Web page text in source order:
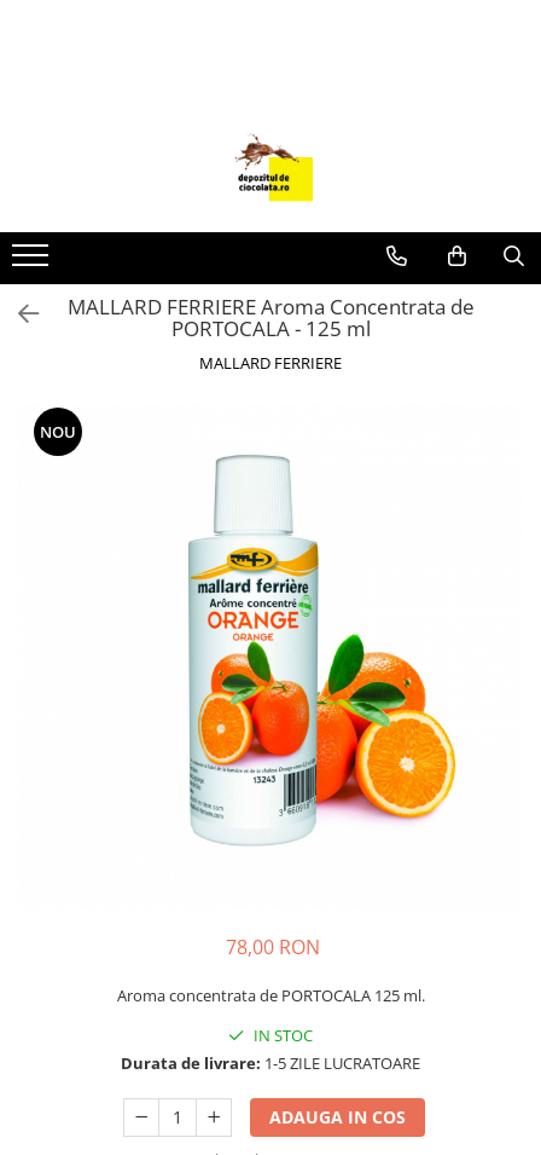
GLAZURI, UMPLUTURI, CREME
USTENSILE SI FORME SILICON
PASTA DE ZAHAR
FRISCA, UNT, LAPTE CONDENSAT
MALLARD FERRIERE Aroma Concentrata de
PORTOCALA - 125 ml
MALLARD FERRIERE
NOU
78,00 RON
Aroma concentrata de PORTOCALA 125 ml.
IN STOC
Durata de livrare: 1-5 ZILE LUCRATOARE
ADAUGA IN COS